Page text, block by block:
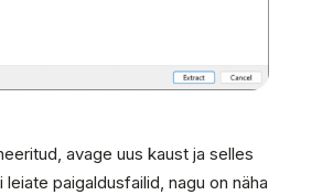
avage uus kaust ja selles
leiate paigaldusfailid, nagu on näha